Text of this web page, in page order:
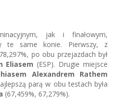
jak i finałowym,
te same konie. Pierwszy, z
po obu przejazdach był
Eliasem (ESP). Drugie miejsce
Alexandrem Rathem
parą w obu testach była
(67,459%, 67,279%).